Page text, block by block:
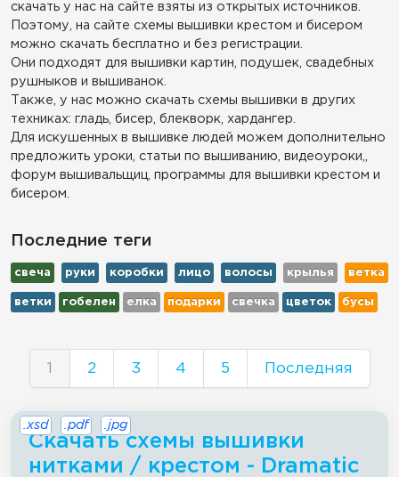
скачать у нас на сайте взяты из открытых источников.
Поэтому, на сайте схемы вышивки крестом и бисером
можно скачать бесплатно и без регистрации.
Они подходят для вышивки картин, подушек, свадебных
рушныков и вышиванок.
Также, у нас можно скачать схемы вышивки в других
техниках: гладь, бисер, блекворк, хардангер.
Для искушенных в вышивке людей можем дополнительно
предложить уроки, статьи по вышиванию, видеоуроки,,
форум вышивальщиц, программы для вышивки крестом и
бисером.
Последние теги
свеча руки коробки лицо волосы крылья ветка
ветки гобелен елка подарки свечка цветок бусы
1 2 3 4 5 Последняя
Скачать схемы вышивки
нитками / крестом - Dramatic
.xsd .pdf .jpg